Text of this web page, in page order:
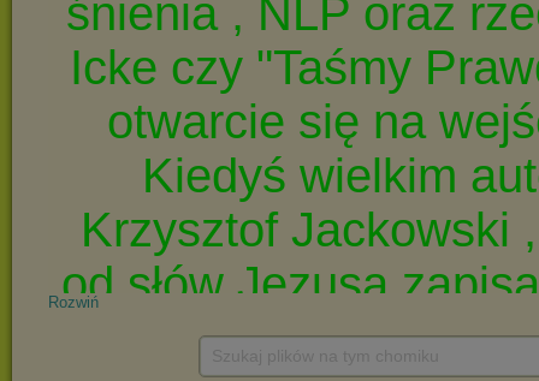
Rozwiń